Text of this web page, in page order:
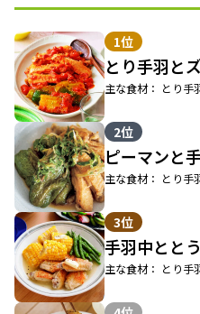
1位
とり手羽と
主な食材： とり手
2位
ピーマンと
主な食材： とり手
3位
手羽中とと
主な食材： とり手